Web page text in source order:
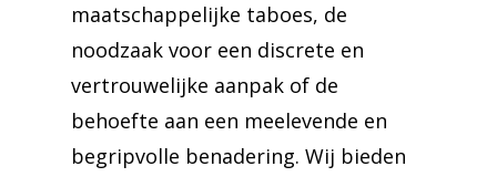
maatschappelijke taboes, de
noodzaak voor een discrete en
vertrouwelijke aanpak of de
behoefte aan een meelevende en
begripvolle benadering. Wij bieden